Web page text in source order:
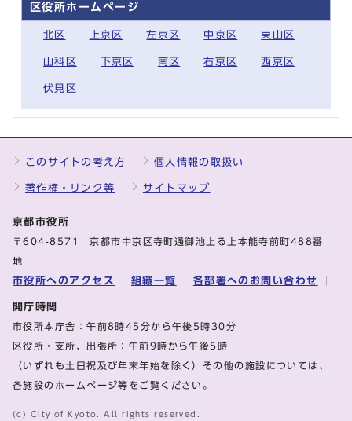
区役所ホームページ
北区 上京区 左京区 中京区 東山区
山科区 下京区 南区 右京区 西京区
伏見区
このサイトの考え方 個人情報の取扱い
著作権・リンク等 サイトマップ
京都市役所
〒604-8571 京都市中京区寺町通御池上る上本能寺前町488番
地
市役所へのアクセス 組織一覧 各部署へのお問い合わせ
開庁時間
市役所本庁舎：午前8時45分から午後5時30分
区役所・支所、出張所：午前9時から午後5時
（いずれも土日祝及び年末年始を除く）その他の施設については、
各施設のホームページ等をご覧ください。
(c) City of Kyoto. All rights reserved.